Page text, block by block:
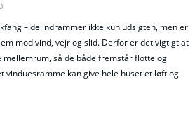
– de indrammer ikke kun udsigten, men er
mod vind, vejr og slid. Derfor er det vigtigt at
så de både fremstår flotte og
vinduesramme kan give hele huset et løft og